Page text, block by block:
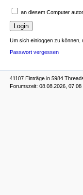
an diesem Computer
Um sich einloggen zu können,
Passwort vergessen
41107 Einträge in 5984
Forumszeit: 08.08.2026,